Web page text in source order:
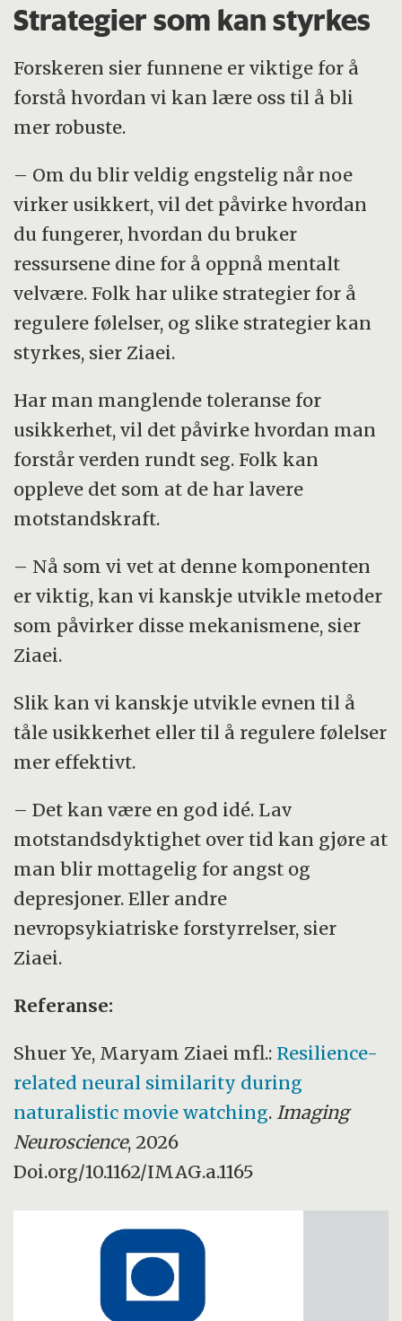
Strategier som kan styrkes
Forskeren sier funnene er viktige for å
forstå hvordan vi kan lære oss til å bli
mer robuste.
– Om du blir veldig engstelig når noe
virker usikkert, vil det påvirke hvordan
du fungerer, hvordan du bruker
ressursene dine for å oppnå mentalt
velvære. Folk har ulike strategier for å
regulere følelser, og slike strategier kan
styrkes, sier Ziaei.
Har man manglende toleranse for
usikkerhet, vil det påvirke hvordan man
forstår verden rundt seg. Folk kan
oppleve det som at de har lavere
motstandskraft.
– Nå som vi vet at denne komponenten
er viktig, kan vi kanskje utvikle metoder
som påvirker disse mekanismene, sier
Ziaei.
Slik kan vi kanskje utvikle evnen til å
tåle usikkerhet eller til å regulere følelser
mer effektivt.
– Det kan være en god idé. Lav
motstandsdyktighet over tid kan gjøre at
man blir mottagelig for angst og
depresjoner. Eller andre
nevropsykiatriske forstyrrelser, sier
Ziaei.
Referanse:
Shuer Ye, Maryam Ziaei mfl.: Resilience-
related neural similarity during
naturalistic movie watching. Imaging
Neuroscience, 2026
Doi.org/10.1162/IMAG.a.1165